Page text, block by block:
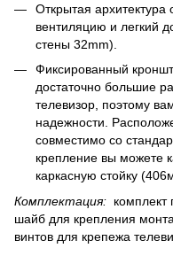
Открытая
вентиляцию и легкий
стены 32mm).
Фиксированный
достаточно большие
телевизор, поэтому
надежности.
совместимо со
крепление вы можете
каркасную стойку
Комплектация:
шайб для крепления
винтов для крепежа